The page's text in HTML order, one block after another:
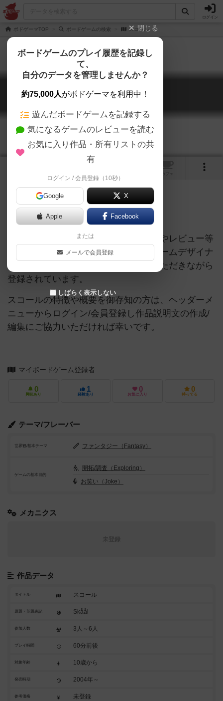
ログイン
ボドゲーマTOP ボードゲームの検索 スコール
スコール
Skåål
ご協力ください
当サイトに掲載されている作品説明文やレビュー等
の情報は、ボドゲーマ運営事務局・ゲームデザイナ
ーご本人様・有志の皆様にご協力をいただきながら
登録されています。
スコールの特徴や概要を御存知の方は、ヘッダーメ
ニューからログイン/会員登録し作品説明文の作成/
編集にご協力いただければ幸いです。
マイボードゲーム登録者
0
興味あり
1
経験あり
0
お気に入り
0
持ってる
テーマ/フレーバー
世界観/基本テーマ ファンタジー（Fantasy）
ゲームの基本目的
開拓/調査（Exploring）
お笑い（Joke）
メカニクス
作品データ
タイトル スコール
原題・英題表記 Skåål
参加人数 3人～6人
プレイ時間 60分前後
対象年齢 10歳から
発売時期 2004年～
参考価格 未登録
閉じる
ボードゲームのプレイ履歴を記録し
て、
自分のデータを管理しませんか？
約75,000人がボドゲーマを利用中！
遊んだボードゲームを記録する
気になるゲームのレビューを読む
お気に入り作品・所有リストの共
有
ログイン / 会員登録（10秒）
Google X
Apple Facebook
または
メールで会員登録
しばらく表示しない